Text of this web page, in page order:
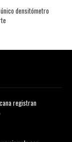
densitómetro
registran